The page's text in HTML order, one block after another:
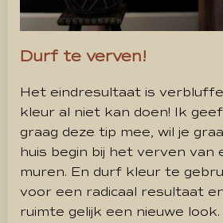
Durf te verven!
Het eindresultaat is
kleur al niet kan doen! Ik
graag deze tip mee, wil je
huis begin bij het verven van
muren. En durf kleur te
voor een radicaal resultaat
ruimte gelijk een nieuwe